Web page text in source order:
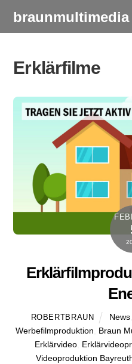
braunmultimedia
Erklärfilme
ROBERTBRAUN News
Werbefilmproduktion
Braun
Erklärvideo
Videoproduktion